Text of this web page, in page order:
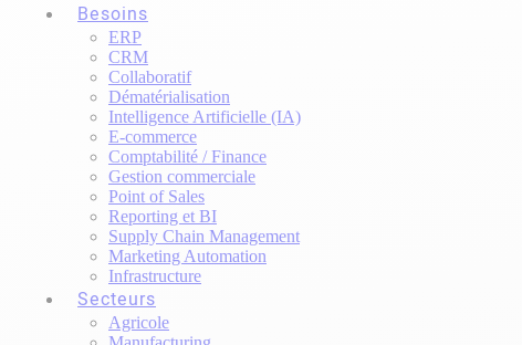
Besoins
ERP
CRM
Collaboratif
Dématérialisation
Intelligence Artificielle (IA)
E-commerce
Comptabilité / Finance
Gestion commerciale
Point of Sales
Reporting et BI
Supply Chain Management
Marketing Automation
Infrastructure
Secteurs
Agricole